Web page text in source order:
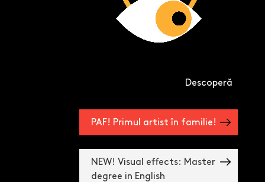
Descoperă
PAF! Primul artist în familie!
NEW! Visual effects: Master
degree in English